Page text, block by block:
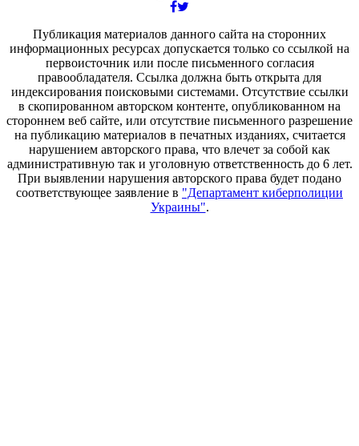
Публикация материалов данного сайта на сторонних
информационных ресурсах допускается только cо ссылкой на
первоисточник или после письменного согласия
правообладателя. Ссылка должна быть открыта для
индексирования поисковыми системами. Отсутствие ссылки
в скопированном авторском контенте, опубликованном на
стороннем веб сайте, или отсутствие письменного разрешение
на публикацию материалов в печатных изданиях, считается
нарушением авторского права, что влечет за собой как
административную так и уголовную ответственность до 6 лет.
При выявлении нарушения авторского права будет подано
соответствующее заявление в "Департамент киберполиции
Украины".